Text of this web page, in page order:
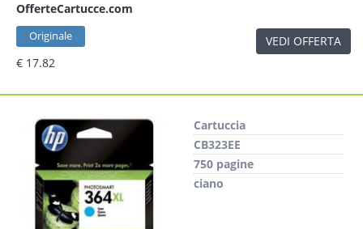
OfferteCartucce.com
Originale
€ 17.82
VEDI OFFERTA
Cartuccia
CB323EE
750 pagine
ciano